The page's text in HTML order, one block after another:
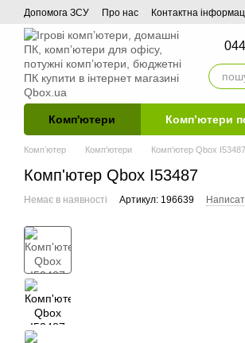
Перейти до основного контенту
Допомога ЗСУ Про нас Контактна
Комп'ютери Комп’ютери
Компʼютер Комп'ютери Комп'ютер Qbox I53487
Комп'ютер Qbox I53487
Немає в наявності Артикул: 196639